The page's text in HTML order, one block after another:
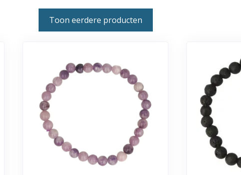
Toon eerdere producten